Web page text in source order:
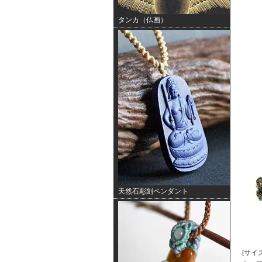
タンカ（仏画）
天然石彫刻ペンダント
[サイ